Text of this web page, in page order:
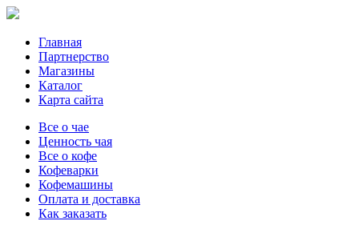
Главная
Партнерство
Магазины
Каталог
Карта сайта
Все о чае
Ценность чая
Все о кофе
Кофеварки
Кофемашины
Оплата и доставка
Как заказать